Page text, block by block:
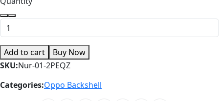
Add to cart
Buy Now
SKU:Nur-01-2PEQZ
Categories:Oppo Backshell